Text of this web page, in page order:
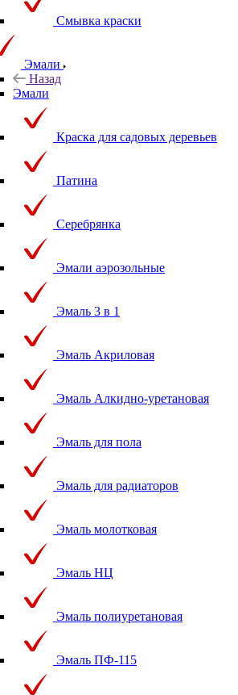
Смывка краски
Эмали
Назад
Эмали
Краска для садовых деревьев
Патина
Серебрянка
Эмали аэрозольные
Эмаль 3 в 1
Эмаль Акриловая
Эмаль Алкидно-уретановая
Эмаль для пола
Эмаль для радиаторов
Эмаль молотковая
Эмаль НЦ
Эмаль полиуретановая
Эмаль ПФ-115